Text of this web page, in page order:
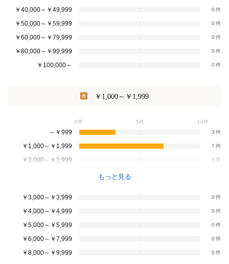
￥40,000～￥49,999 0
￥50,000～￥59,999 0
￥60,000～￥79,999 0
￥80,000～￥99,999 0
￥100,000～ 0
￥1,000～￥1,999
0件 5件 10件
～￥999 3
￥1,000～￥1,999 7
￥2,000～￥2,999 0
もっと見る
￥3,000～￥3,999 0
￥4,000～￥4,999 0
￥5,000～￥5,999 0
￥6,000～￥7,999 0
￥8,000～￥9,999 0